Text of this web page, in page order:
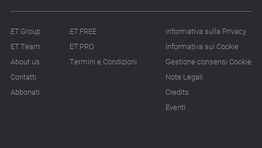
ET.Group
ET.Team
About us
Contatti
Abbonati
ET.FREE
ET.PRO
Termini e Condizioni
Informativa sulla Privacy
Informativa sui Cookie
Gestione consensi Cookie
Note Legali
Credits
Eventi